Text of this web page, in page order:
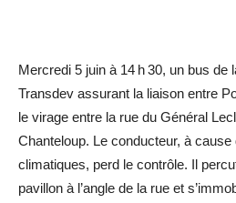
Mercredi 5 juin à 14 h 30, un bus de
Transdev assurant la liaison entre
le virage entre la rue du Général
Chanteloup. Le conducteur, à
climatiques, perd le contrôle. Il
pavillon à l’angle de la rue et